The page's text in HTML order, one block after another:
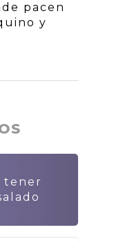
pacen
y
tener